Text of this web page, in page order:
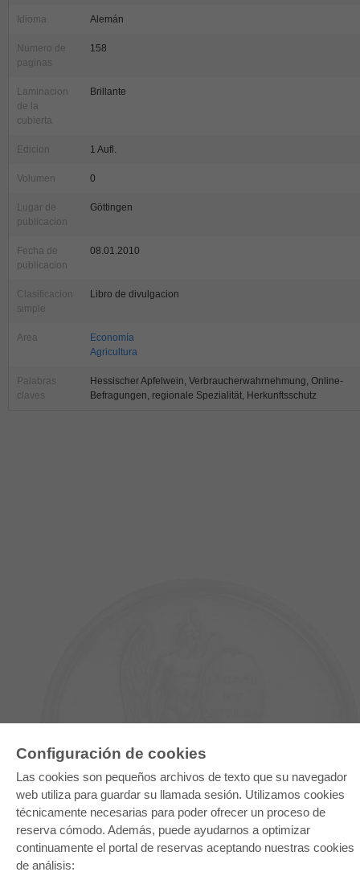
Configuración de cookies
Las cookies son pequeños archivos de texto que su navegador
web utiliza para guardar su llamada sesión. Utilizamos cookies
técnicamente necesarias para poder ofrecer un proceso de
reserva cómodo. Además, puede ayudarnos a optimizar
continuamente el portal de reservas aceptando nuestras cookies
de análisis:
Idioma Alemán
Numero de
paginas
158
Laminacion
de la
cubierta
Brillante
Edicion 1 Aufl.
Volumen 0
Lugar de
publicacion
Göttingen
Fecha de
publicacion
08.01.2010
Clasificacion
simple
Libro de divulgacion
Area
Economía
Agricultura
Palabras
claves
Hessischer Apfelwein, Verbraucherwahrnehmung, Online-
Befragungen, regionale Spezialität, Herkunftsschutz
E-COLLECTION
Paquete de especialidades
Pick & Choose
Preguntas mas frequentes(FAQ)
TIENDA ONLINE